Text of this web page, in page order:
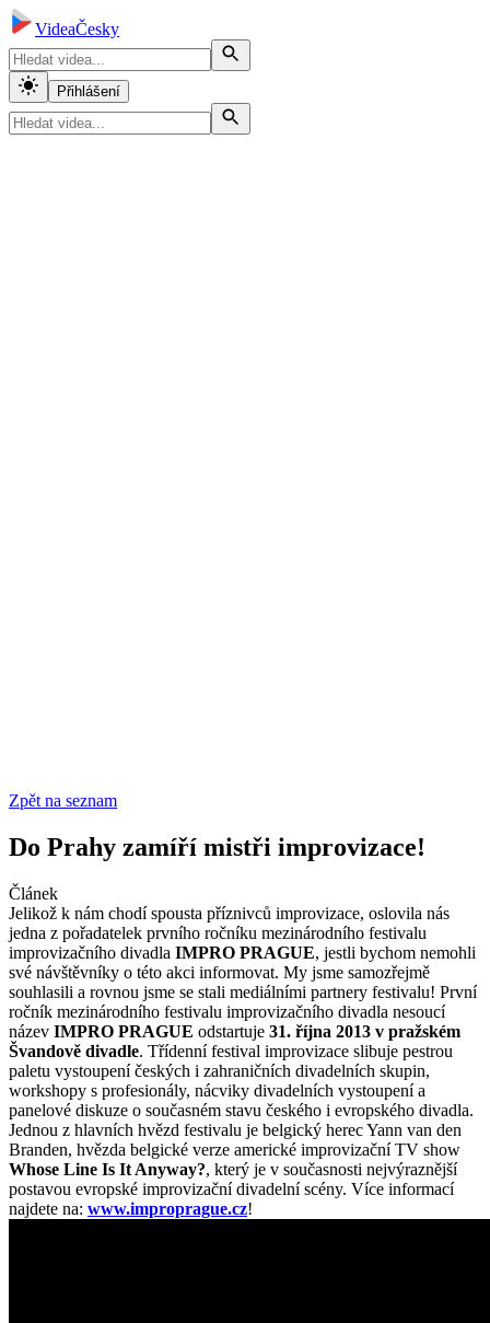
VideaČesky
Přihlášení
Zpět na seznam
Do Prahy zamíří mistři improvizace!
Článek
Jelikož k nám chodí spousta příznivců improvizace, oslovila nás
jedna z pořadatelek prvního ročníku mezinárodního festivalu
improvizačního divadla IMPRO PRAGUE, jestli bychom nemohli
své návštěvníky o této akci informovat. My jsme samozřejmě
souhlasili a rovnou jsme se stali mediálními partnery festivalu! První
ročník mezinárodního festivalu improvizačního divadla nesoucí
název IMPRO PRAGUE odstartuje 31. října 2013 v pražském
Švandově divadle. Třídenní festival improvizace slibuje pestrou
paletu vystoupení českých i zahraničních divadelních skupin,
workshopy s profesionály, nácviky divadelních vystoupení a
panelové diskuze o současném stavu českého i evropského divadla.
Jednou z hlavních hvězd festivalu je belgický herec Yann van den
Branden, hvězda belgické verze americké improvizační TV show
Whose Line Is It Anyway?, který je v současnosti nejvýraznější
postavou evropské improvizační divadelní scény. Více informací
najdete na: www.improprague.cz!